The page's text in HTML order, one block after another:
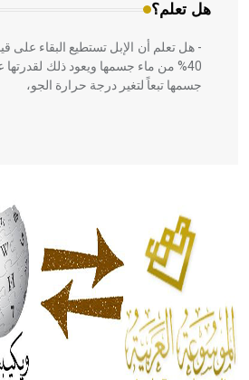
هل تعلم؟
- هل تعلم أن الإبل تستطيع البقاء على
40% من ماء جسمها ويعود ذلك
جسمها تبعاً لتغير درجة حرارة الجو،
الحكم، الأدلة، تنظيم التغذية،
له الفضل بأنه حرر الطب من الدين
- هل تعلم أن المرجان إفراز حيواني
من مادة كربونات الكلسيوم، وهو
أجود أنواعه، ويمتاز بكبر الحجم